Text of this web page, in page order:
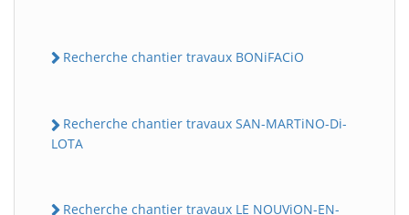
Recherche chantier travaux BONiFACiO
Recherche chantier travaux SAN-MARTiNO-Di-
LOTA
Recherche chantier travaux LE NOUViON-EN-